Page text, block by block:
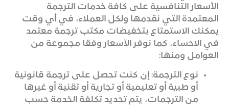
الأسعار التنافسية على كافة خدمات الترجمة
المعتمدة التي نقدمها ولكل العملاء، في أي وقت
يمكنك الاستمتاع بتخفيضات مكتب ترجمة معتمد
في الاحساء، كما نوفر الأسعار وفقا مجموعة من
العوامل ومنها:
نوع الترجمة: إن كنت تحصل على ترجمة قانونية
أو طبية أو تعليمية أو تجارية أو تقنية أو غيرها
من الترجمات، يتم تحديد تكلفة الخدمة حسب